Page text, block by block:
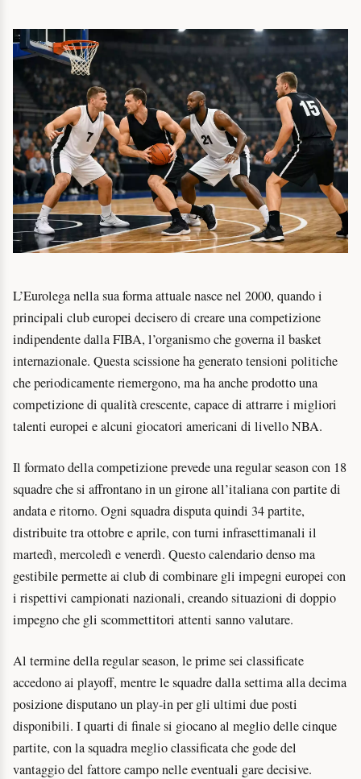
L’Eurolega nella sua forma attuale nasce nel 2000, quando i
principali club europei decisero di creare una competizione
indipendente dalla FIBA, l’organismo che governa il basket
internazionale. Questa scissione ha generato tensioni politiche
che periodicamente riemergono, ma ha anche prodotto una
competizione di qualità crescente, capace di attrarre i migliori
talenti europei e alcuni giocatori americani di livello NBA.
Il formato della competizione prevede una regular season con 18
squadre che si affrontano in un girone all’italiana con partite di
andata e ritorno. Ogni squadra disputa quindi 34 partite,
distribuite tra ottobre e aprile, con turni infrasettimanali il
martedì, mercoledì e venerdì. Questo calendario denso ma
gestibile permette ai club di combinare gli impegni europei con
i rispettivi campionati nazionali, creando situazioni di doppio
impegno che gli scommettitori attenti sanno valutare.
Al termine della regular season, le prime sei classificate
accedono ai playoff, mentre le squadre dalla settima alla decima
posizione disputano un play-in per gli ultimi due posti
disponibili. I quarti di finale si giocano al meglio delle cinque
partite, con la squadra meglio classificata che gode del
vantaggio del fattore campo nelle eventuali gare decisive.